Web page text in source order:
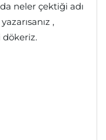
neler çektiği adı
,
dökeriz.